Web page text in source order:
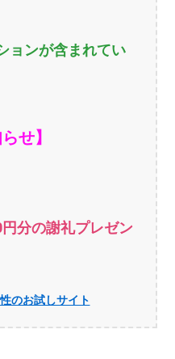
ョンが含まれてい
せ】
分の謝礼プレゼン
のお試しサイト